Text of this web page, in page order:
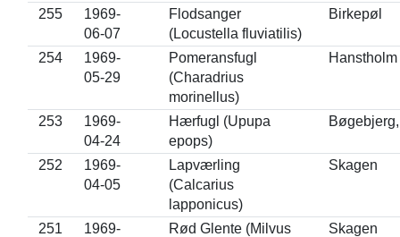
255
1969-
06-07
Flodsanger
(Locustella fluviatilis)
Birkepøl
254
1969-
05-29
Pomeransfugl
(Charadrius
morinellus)
Hanstholm
253
1969-
04-24
Hærfugl (Upupa
epops)
252
1969-
04-05
Lapværling
(Calcarius
lapponicus)
Skagen
251
1969-
Rød Glente (Milvus
Skagen